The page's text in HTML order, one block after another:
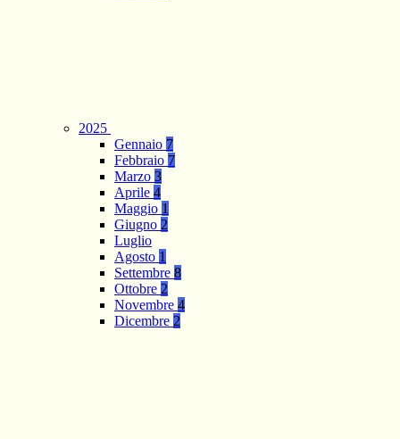
2025
Gennaio 7
Febbraio 7
Marzo 3
Aprile 4
Maggio 1
Giugno 2
Luglio
Agosto 1
Settembre 8
Ottobre 2
Novembre 4
Dicembre 2